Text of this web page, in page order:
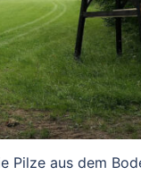
Pilze aus dem